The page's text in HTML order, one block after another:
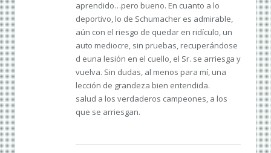
aprendido…pero bueno. En cuanto a lo
deportivo, lo de Schumacher es admirable,
aún con el riesgo de quedar en ridículo, un
auto mediocre, sin pruebas, recuperándose
d euna lesión en el cuello, el Sr. se arriesga y
vuelva. Sin dudas, al menos para mí, una
lección de grandeza bien entendida.
salud a los verdaderos campeones, a los
que se arriesgan.